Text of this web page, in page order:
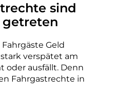
sind
getreten
Geld
verspätet am
oder ausfällt. Denn
Fahrgastrechte in